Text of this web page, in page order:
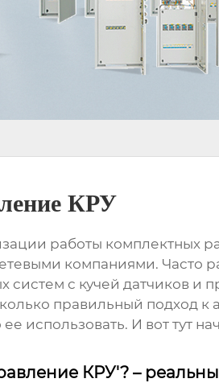
КРУ
работы комплектных
компаниями. Часто
с кучей датчиков и
правильный подход
использовать. И вот тут
КРУ'? –